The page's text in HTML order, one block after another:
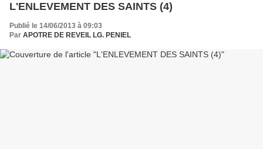
L'ENLEVEMENT DES SAINTS (4)
Publié le 14/06/2013 à 09:03
Par APOTRE DE REVEIL LG. PENIEL